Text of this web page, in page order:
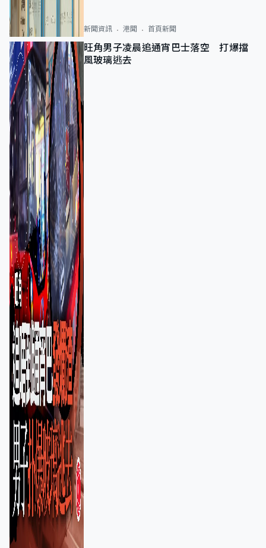
新聞資訊 港聞 首頁新聞
旺角男子凌晨追通宵巴士落空 打爆擋
風玻璃逃去